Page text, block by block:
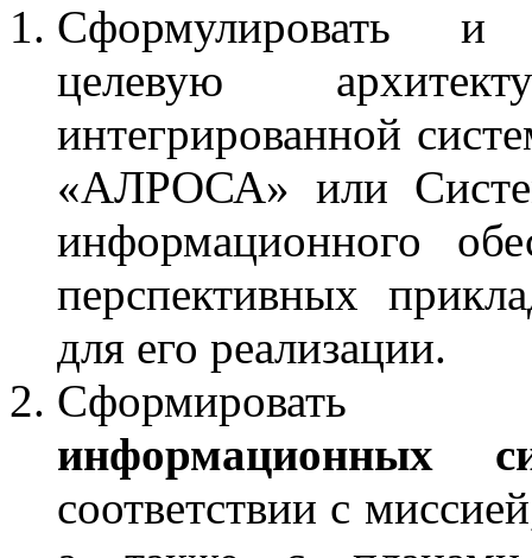
Сформулировать и
целевую
интегрированной
«АЛРОСА» или
информационного
перспективных
для его реализации.
информационных
соответствии с